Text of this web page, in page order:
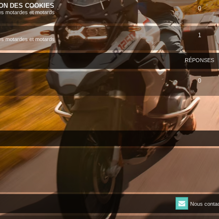
DES COOKIES
motardes et motards
0
motardes et motards
1
RÉPONSES
0
Nous